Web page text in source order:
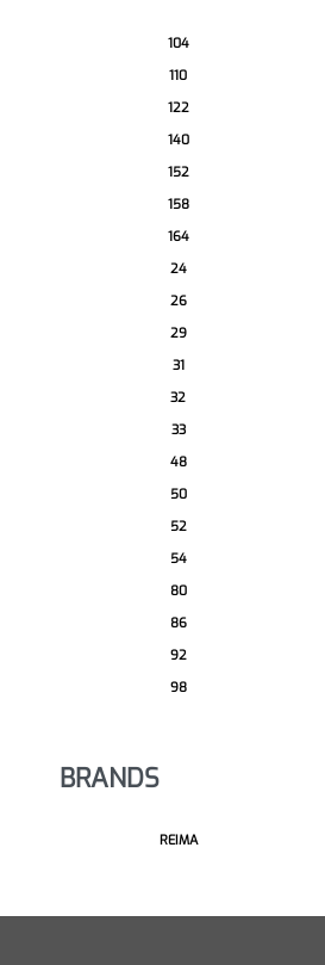
104
110
122
140
152
158
164
24
26
29
31
32
33
48
50
52
54
80
86
92
98
BRANDS
REIMA